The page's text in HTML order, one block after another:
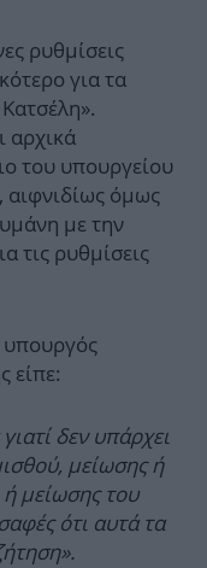
ρυθμίσεις
για τα
αρχικά
του υπουργείου
αιφνιδίως όμως
με την
τις ρυθμίσεις
υπουργός
είπε:
δεν υπάρχει
μείωσης ή
μείωσης του
ότι αυτά τα